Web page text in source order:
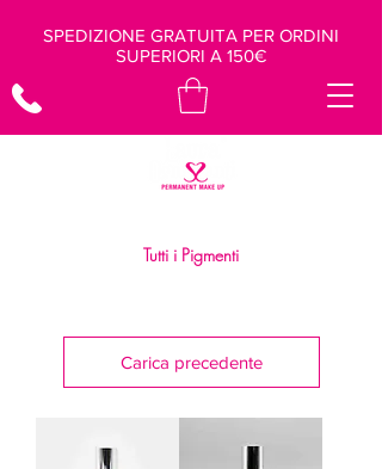
SPEDIZIONE GRATUITA PER ORDINI
SUPERIORI A 150€
Tutti i Pigmenti
Carica precedente